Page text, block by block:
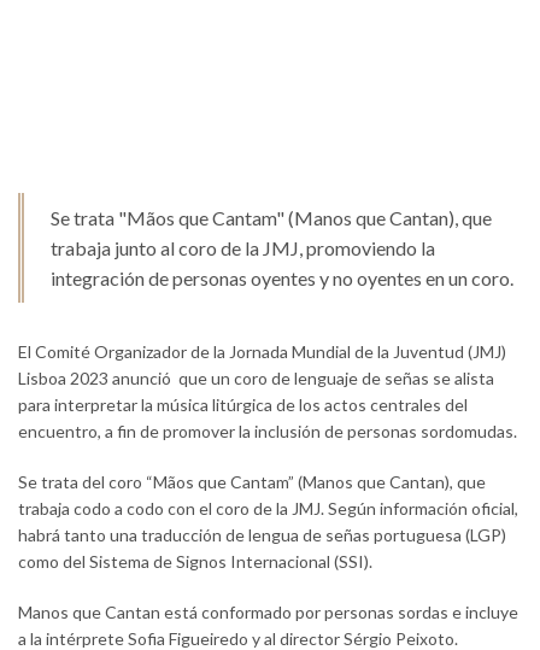
Se trata "Mãos que Cantam" (Manos que Cantan), que
trabaja junto al coro de la JMJ, promoviendo la
integración de personas oyentes y no oyentes en un coro.
El Comité Organizador de la Jornada Mundial de la Juventud (JMJ)
Lisboa 2023 anunció que un coro de lenguaje de señas se alista
para interpretar la música litúrgica de los actos centrales del
encuentro, a fin de promover la inclusión de personas sordomudas.
Se trata del coro “Mãos que Cantam” (Manos que Cantan), que
trabaja codo a codo con el coro de la JMJ. Según información oficial,
habrá tanto una traducción de lengua de señas portuguesa (LGP)
como del Sistema de Signos Internacional (SSI).
Manos que Cantan está conformado por personas sordas e incluye
a la intérprete Sofia Figueiredo y al director Sérgio Peixoto.